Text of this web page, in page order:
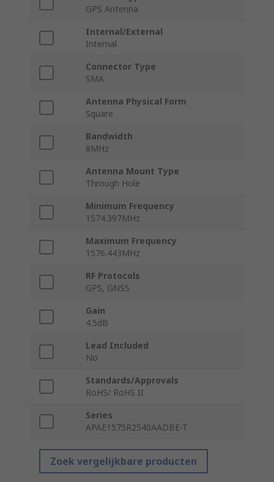
GPS Antenna
Internal/External
Internal
Connector Type
SMA
Antenna Physical Form
Square
Bandwidth
8MHz
Antenna Mount Type
Through Hole
Minimum Frequency
1574.397MHz
Maximum Frequency
1576.443MHz
RF Protocols
GPS, GNSS
Gain
4.5dB
Lead Included
No
Standards/Approvals
RoHS/ RoHS II
Series
APAE1575R2540AADBE-T
Zoek vergelijkbare producten